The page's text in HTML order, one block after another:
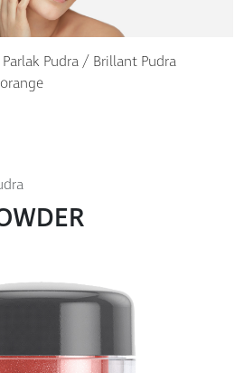
Parlak Pudra / Brillant Pudra